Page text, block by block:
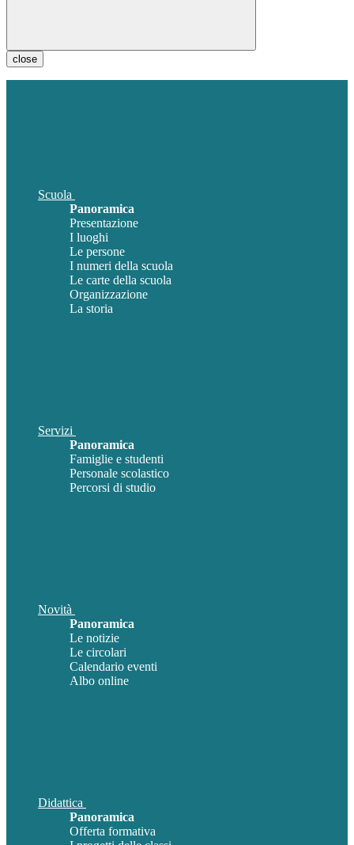
close
Scuola
Panoramica
Presentazione
I luoghi
Le persone
I numeri della scuola
Le carte della scuola
Organizzazione
La storia
Servizi
Panoramica
Famiglie e studenti
Personale scolastico
Percorsi di studio
Novità
Panoramica
Le notizie
Le circolari
Calendario eventi
Albo online
Didattica
Panoramica
Offerta formativa